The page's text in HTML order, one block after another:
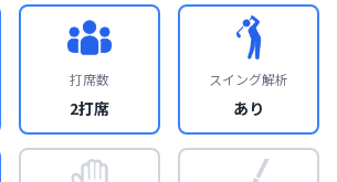
打席数
2打席
スイング解析
あり